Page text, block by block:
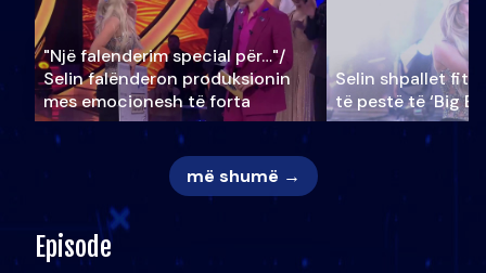
"Një falenderim special për…"/
Selin falënderon produksionin
mes emocionesh të forta
Selin shpallet
të pestë të ‘Big
më shumë →
Episode